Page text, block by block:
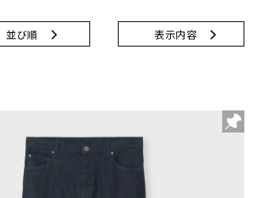
並び順 表示内容